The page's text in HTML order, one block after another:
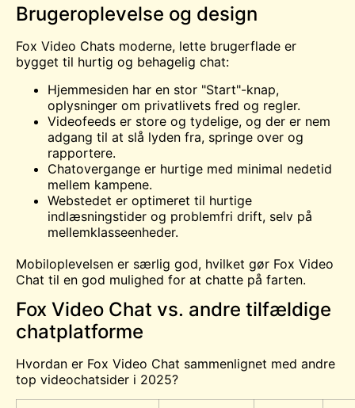
Brugeroplevelse og design
Fox Video Chats moderne, lette brugerflade er
bygget til hurtig og behagelig chat:
Hjemmesiden har en stor "Start"-knap,
oplysninger om privatlivets fred og regler.
Videofeeds er store og tydelige, og der er nem
adgang til at slå lyden fra, springe over og
rapportere.
Chatovergange er hurtige med minimal nedetid
mellem kampene.
Webstedet er optimeret til hurtige
indlæsningstider og problemfri drift, selv på
mellemklasseenheder.
Mobiloplevelsen er særlig god, hvilket gør Fox Video
Chat til en god mulighed for at chatte på farten.
Fox Video Chat vs. andre tilfældige
chatplatforme
Hvordan er Fox Video Chat sammenlignet med andre
top videochatsider i 2025?